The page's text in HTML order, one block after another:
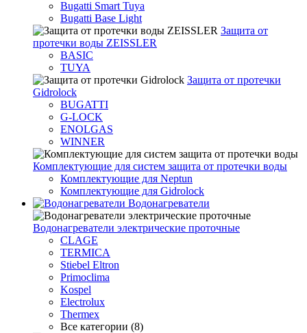
Bugatti Smart Tuya
Bugatti Base Light
Защита от
протечки воды ZEISSLER
BASIC
TUYA
Защита от протечки
Gidrolock
BUGATTI
G-LOCK
ENOLGAS
WINNER
Комплектующие для систем защита от протечки воды
Комплектующие для Neptun
Комплектующие для Gidrolock
Водонагреватели
Водонагреватeли электрические проточные
CLAGE
TERMICA
Stiebel Eltron
Primoclima
Kospel
Electrolux
Thermex
Все категории (8)